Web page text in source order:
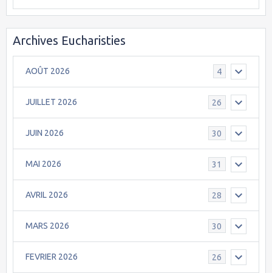
Archives Eucharisties
AOÛT 2026 4
JUILLET 2026 26
JUIN 2026 30
MAI 2026 31
AVRIL 2026 28
MARS 2026 30
FEVRIER 2026 26